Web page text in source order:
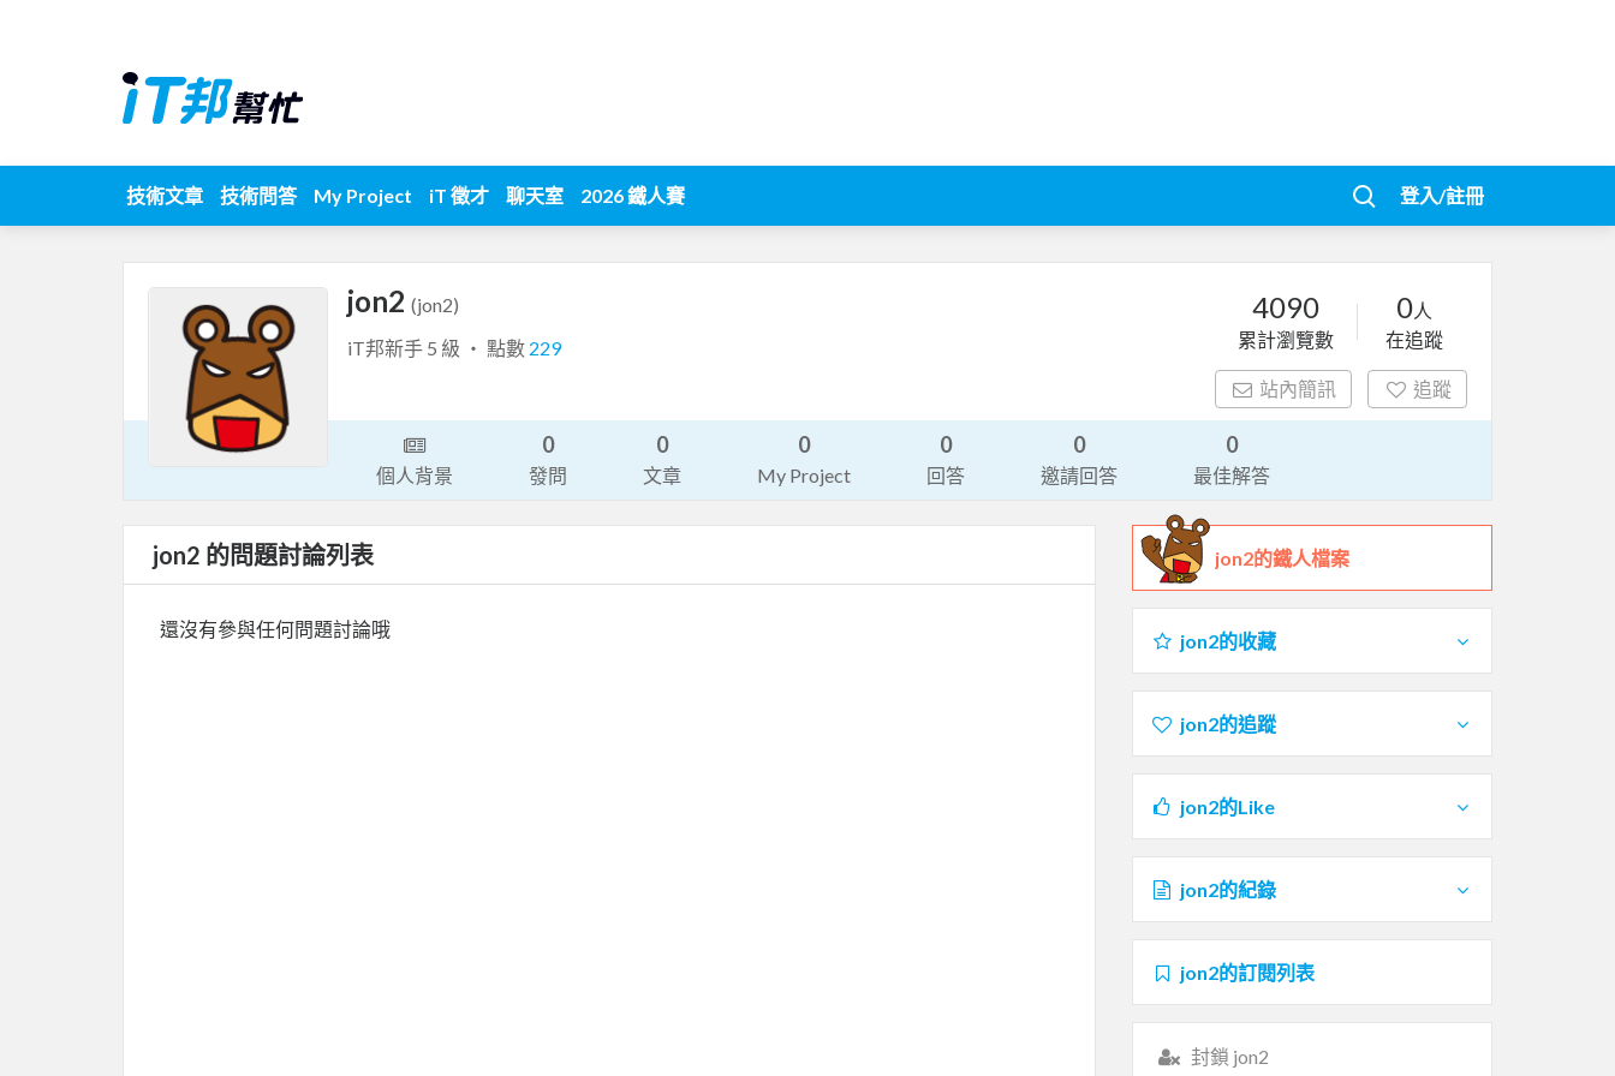
技術文章 技術問答 My Project iT 徵才 聊天室 2026 鐵人賽 登入/註冊
jon2 (jon2)
iT邦新手 5 級 ‧ 點數 229
4090
累計瀏覽數
0人
在追蹤
站內簡訊 追蹤
個人背景
0
發問
0
文章
0
My Project
0
回答
0
邀請回答
0
最佳解答
jon2 的問題討論列表
還沒有參與任何問題討論哦
jon2的鐵人檔案
jon2的收藏
jon2的追蹤
jon2的Like
jon2的紀錄
jon2的訂閱列表
封鎖 jon2